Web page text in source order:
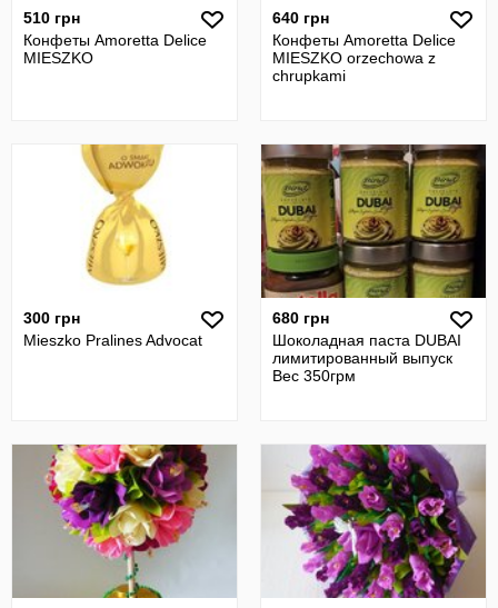
510 грн
Конфеты Amoretta Delice
MIESZKO
640 грн
Конфеты Amoretta Delice
MIESZKO orzechowa z
chrupkami
300 грн
Mieszko Pralines Advocat
680 грн
Шоколадная паста DUBAI
лимитированный выпуск
Вес 350грм